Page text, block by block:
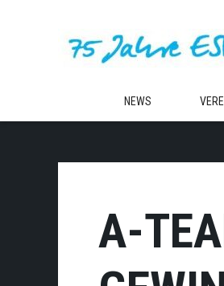
NEWS
A-